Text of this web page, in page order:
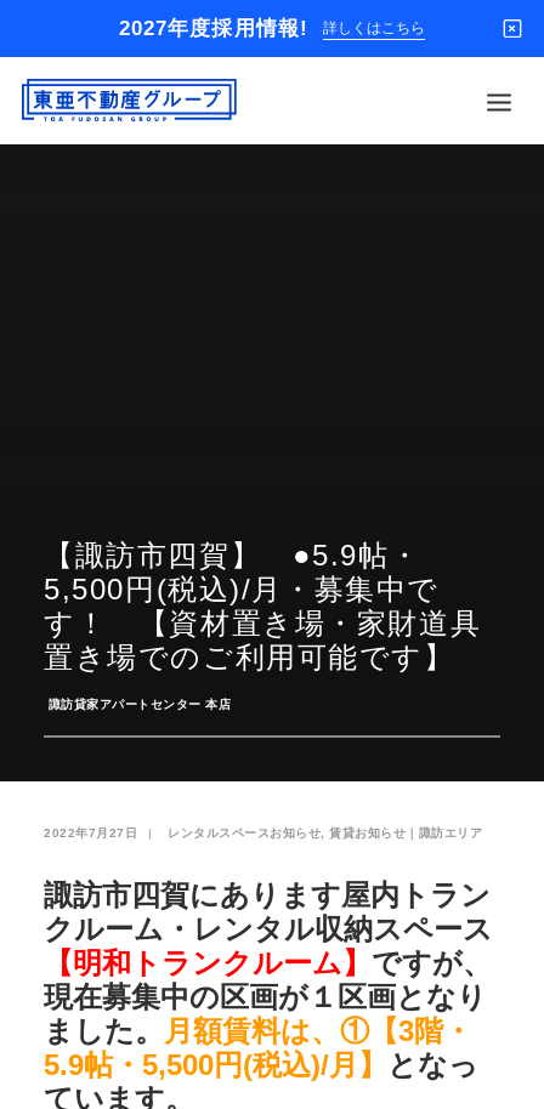
2027年度採用情報! 詳しくはこちら
お気に入り 閲覧履歴
【諏訪市四賀】 ●5.9帖・
5,500円(税込)/月・募集中で
す！ 【資材置き場・家財道具
置き場でのご利用可能です】
諏訪貸家アパートセンター 本店
2022年7月27日 | レンタルスペースお知らせ 賃貸お知らせ｜諏訪エリア
諏訪市四賀にあります屋内トラン
クルーム・レンタル収納スペース
【明和トランクルーム】 ですが、
現在募集中の区画が１区画となり
ました。
月額賃料は、①【3階・
5.9帖・5,500円(税込)/月】
となっ
ています。